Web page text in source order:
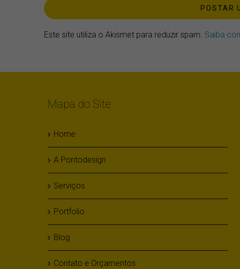
Este site utiliza o Akismet para reduzir spam. Saiba
Mapa do Site
Home
A Pontodesign
Serviços
Portfolio
Blog
Contato e Orçamentos